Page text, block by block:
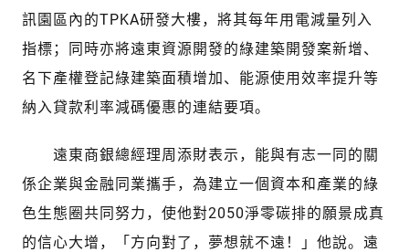
訊園區內的TPKA研發大樓，將其每年用電減量列入
指標；同時亦將遠東資源開發的綠建築開發案新增、
名下產權登記綠建築面積增加、能源使用效率提升等
納入貸款利率減碼優惠的連結要項。
遠東商銀總經理周添財表示，能與有志一同的關
係企業與金融同業攜手，為建立一個資本和產業的綠
色生態圈共同努力，使他對2050淨零碳排的願景成真
的信心大增，「方向對了，夢想就不遠！」他說。遠